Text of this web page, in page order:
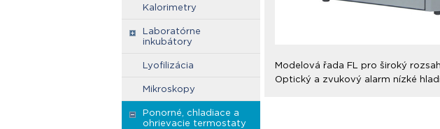
Kalorimetry
Laboratórne
inkubátory
Lyofilizácia
Mikroskopy
Ponorné, chladiace a
ohrievacie termostaty
Modelová řada FL pro široký
Optický a zvukový alarm nízké